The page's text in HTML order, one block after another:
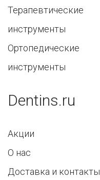
Терапевтические
инструменты
Ортопедические
инструменты
Dentins.ru
Акции
О нас
Доставка и контакты